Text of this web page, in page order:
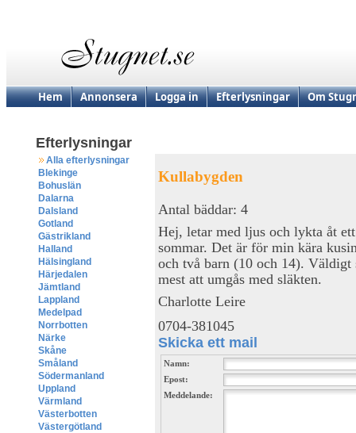
Hem Annonsera Logga in Efterlysningar Om
Efterlysningar
Alla efterlysningar
Blekinge
Bohuslän
Dalarna
Dalsland
Gotland
Gästrikland
Halland
Hälsingland
Härjedalen
Jämtland
Lappland
Medelpad
Norrbotten
Närke
Skåne
Småland
Södermanland
Uppland
Värmland
Västerbotten
Västergötland
Kullabygden
Antal bäddar: 4
Hej, letar med ljus och lykta åt
sommar. Det är för min kära
och två barn (10 och 14).
mest att umgås med släkten.
Charlotte Leire
0704-381045
Skicka ett mail
Namn:
Epost:
Meddelande: